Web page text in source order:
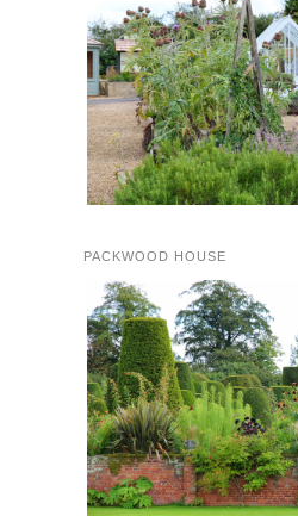
PACKWOOD HOUSE